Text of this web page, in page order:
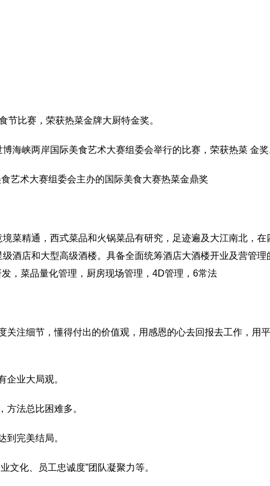
节比赛，荣获热菜金牌大厨特金奖。
海峡两岸国际美食艺术大赛组委会举行的比赛，荣获热菜 金奖
艺术大赛组委会主办的国际美食大赛热菜金鼎奖
菜精通，西式菜品和火锅菜品有研究，足迹遍及大江南北，在
酒店和大型高级酒楼。具备全面统筹酒店大酒楼开业及营管理
，菜品量化管理，厨房现场管理，4D管理，6常法
关注细节，懂得付出的价值观，用感恩的心去回报去工作，用
企业大局观。
方法总比困难多。
到完美结局。
文化、员工忠诚度”团队凝聚力等。